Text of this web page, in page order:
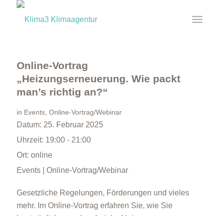
Online-Vortrag
„Heizungserneuerung. Wie packt
man’s richtig an?“
in Events, Online-Vortrag/Webinar
Datum: 25. Februar 2025
Uhrzeit: 19:00 - 21:00
Ort: online
Events | Online-Vortrag/Webinar
Gesetzliche Regelungen, Förderungen und vieles
mehr. Im Online-Vortrag erfahren Sie, wie Sie